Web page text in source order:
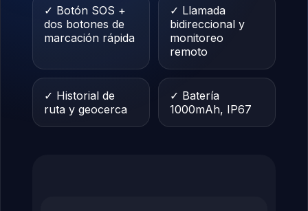
✓ Botón SOS +
dos botones de
marcación rápida
✓ Llamada
bidireccional y
monitoreo
remoto
✓ Historial de
ruta y geocerca
✓ Batería
1000mAh, IP67